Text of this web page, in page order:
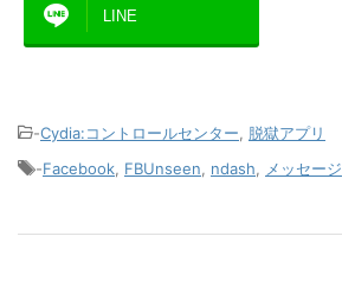
LINE
-Cydia:コントロールセンター
脱獄アプリ
-Facebook FBUnseen ndash メッセージ